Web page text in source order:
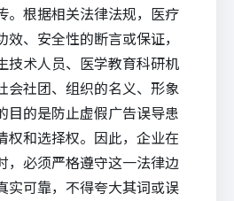
。根据相关法律法规，医疗
、安全性的断言或保证，
技术人员、医学教育科研机
会社团、组织的名义、形象
目的是防止虚假广告误导患
权和选择权。因此，企业在
，必须严格遵守这一法律边
实可靠，不得夸大其词或误